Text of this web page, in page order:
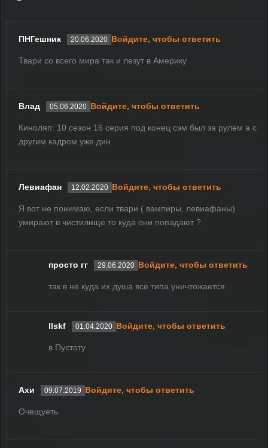
ПНГешник 20.06.2020 Войдите, чтобы ответить
Твари со всего мира так и лезут в Америку
Влад 05.06.2020 Войдите, чтобы ответить
Киноляп: 10 сезон 16 серия под конец сэм был за рулем а с
другим кадром уже дин
Левиафан 12.02.2020 Войдите, чтобы ответить
Я вот не понимаю, если твари ( вампиры, левиафаны)
умирают в чистилище то куда они попадают ?
просто гг 29.06.2020 Войдите, чтобы ответить
так в не куда их душа все типа уничтожается
llskf 01.04.2020 Войдите, чтобы ответить
в Пустоту
Ахи 09.07.2019 Войдите, чтобы ответить
Очещуеть